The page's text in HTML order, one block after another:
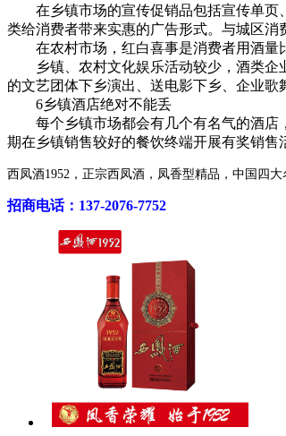
在乡镇市场的宣传促销品包括宣传单页、
类给消费者带来实惠的广告形式。与城区消
在农村市场，红白喜事是消费者用酒量比
乡镇、农村文化娱乐活动较少，酒类企业
的文艺团体下乡演出、送电影下乡、企业歌
6乡镇酒店绝对不能丢
每个乡镇市场都会有几个有名气的酒店，
期在乡镇销售较好的餐饮终端开展有奖销售
西凤酒1952，正宗西凤酒，凤香型精品，中国四
招商电话：137-2076-7752